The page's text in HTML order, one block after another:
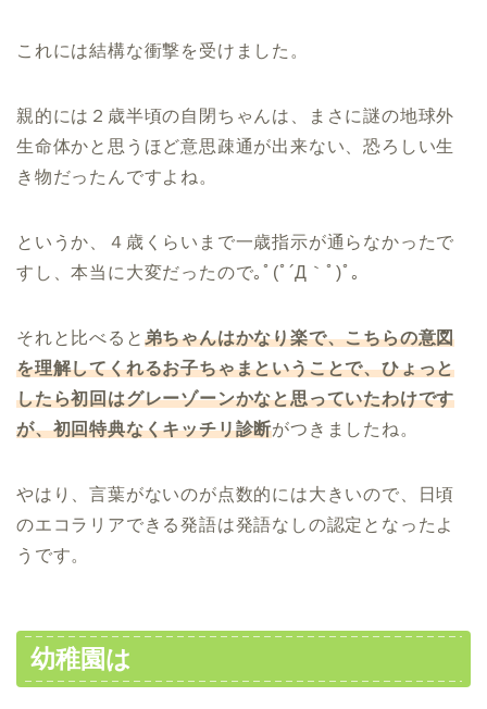
これには結構な衝撃を受けました。
親的には２歳半頃の自閉ちゃんは、まさに謎の地球外
生命体かと思うほど意思疎通が出来ない、恐ろしい生
き物だったんですよね。
というか、４歳くらいまで一歳指示が通らなかったで
すし、本当に大変だったので｡ﾟ(ﾟ´Д｀ﾟ)ﾟ｡
それと比べると 弟ちゃんはかなり楽で、こちらの意図
を理解してくれるお子ちゃまということで、ひょっと
したら初回はグレーゾーンかなと思っていたわけです
が、初回特典なくキッチリ診断がつきましたね。
やはり、言葉がないのが点数的には大きいので、日頃
のエコラリアできる発語は発語なしの認定となったよ
うです。
幼稚園は